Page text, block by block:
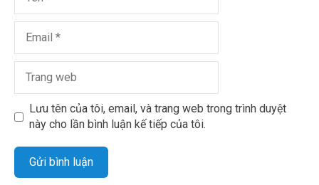
Lưu tên của tôi, email, và trang web trong trình duyệt
này cho lần bình luận kế tiếp của tôi.